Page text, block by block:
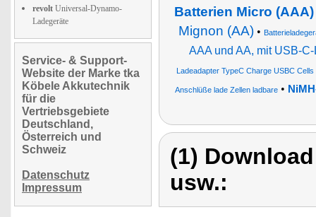
revolt Universal-Dynamo-
Ladegeräte
Service- & Support-
Website der Marke tka
Köbele Akkutechnik
für die
Vertriebsgebiete
Deutschland,
Österreich und
Schweiz
Datenschutz
Impressum
Batterien Micro (AAA)
Mignon (AA)•
AAA und AA, mit USB-
Ladeadapter TypeC Charge USBC Cells
Anschlüße lade Zellen ladbare•
(1)
usw.: